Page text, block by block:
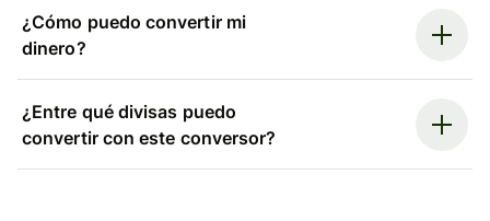
¿Cómo puedo convertir mi
dinero?
¿Entre qué divisas puedo
convertir con este conversor?